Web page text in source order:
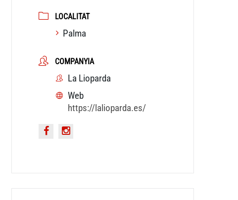
LOCALITAT
Palma
COMPANYIA
La Lioparda
Web
https://lalioparda.es/